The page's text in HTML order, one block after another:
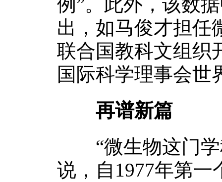
出，如马俊才担任
联合国教科文组织
国际科学理事会世
再谱新篇
“微生物这门学
说，自1977年第